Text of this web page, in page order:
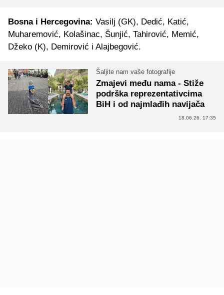
Bosna i Hercegovina: Vasilj (GK), Dedić, Katić,
Muharemović, Kolašinac, Šunjić, Tahirović, Memić,
Džeko (K), Demirović i Alajbegović.
Šaljite nam vaše fotografije
Zmajevi među nama - Stiže
podrška reprezentativcima
BiH i od najmlađih navijača
18.06.26. 17:35